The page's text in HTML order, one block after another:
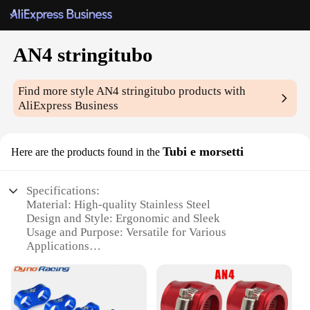
AN4 stringitubo
Find more styleAN4 stringitubo products with
AliExpress Business
Here are the products found in the Tubi e morsetti
Specifications:
Material: High-quality Stainless Steel
Design and Style: Ergonomic and Sleek
Usage and Purpose: Versatile for Various
Applications
Automotive Use
Shape or Size or Weight or Quantity: AN4
Stringitubo with Comprehensive Set Options